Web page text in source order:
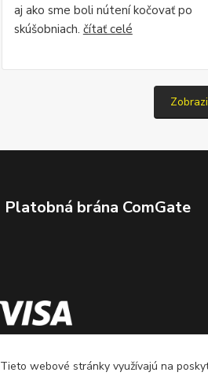
aj ako sme boli nútení kočovať po
skúšobniach. čítať celé
Platobná brána ComGate
Tieto webové stránky využívajú na